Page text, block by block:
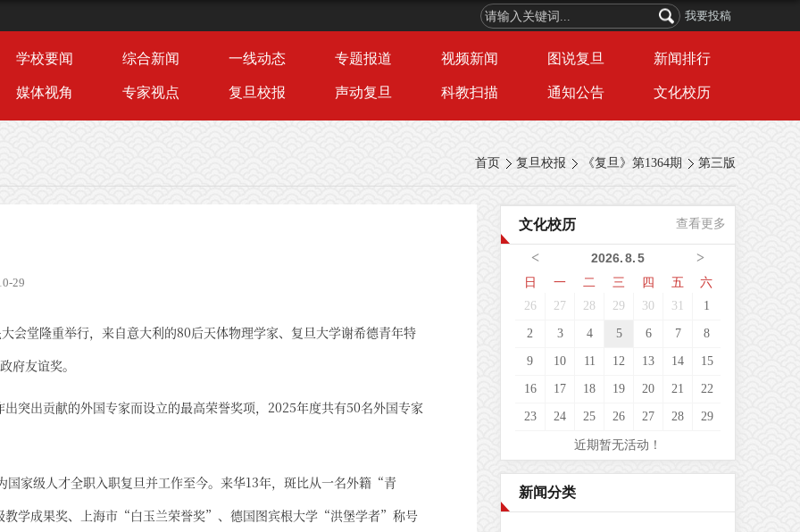
我要投稿
学校要闻 综合新闻 一线动态 专题报道 视频新闻 图说复旦 新闻排行
媒体视角 专家视点 复旦校报 声动复旦 科教扫描 通知公告 文化校历
首页 复旦校报 《复旦》第1364期 第三版
29
会堂隆重举行，来自意大利的80后天体物理学家、复旦大学谢希德青年特
府友谊奖。
突出贡献的外国专家而设立的最高荣誉奖项，2025年度共有50名外国专家
国家级人才全职入职复旦并工作至今。来华13年，斑比从一名外籍“青
教学成果奖、上海市“白玉兰荣誉奖”、德国图宾根大学“洪堡学者”称号
文化校历 查看更多
< >
2026.8.5
日
一 二 三 四 五 六
26 27 28 29 30 31 1
2 3 4 5 6 7 8
9 10 11 12 13 14 15
16 17 18 19 20 21 22
23 24 25 26 27 28 29
近期暂无活动！
新闻分类